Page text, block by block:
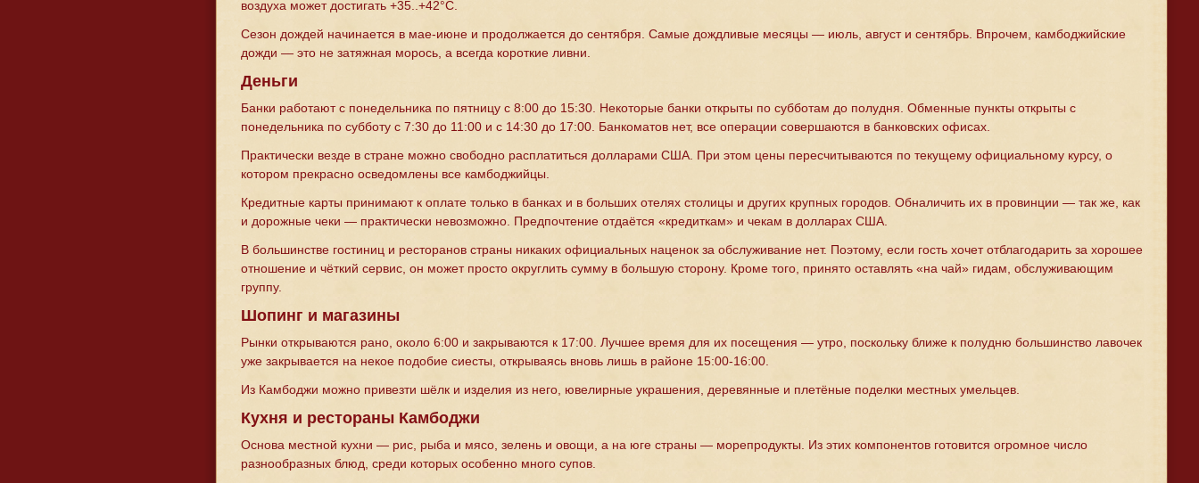
воздуха может достигать +35..+42°C.
Сезон дождей начинается в мае-июне и продолжается до сентября. Самые дождливые месяцы — июль, август и сентябрь. Впрочем, камбоджийские
дожди — это не затяжная морось, а всегда короткие ливни.
Деньги
Банки работают с понедельника по пятницу с 8:00 до 15:30. Некоторые банки открыты по субботам до полудня. Обменные пункты открыты с
понедельника по субботу с 7:30 до 11:00 и с 14:30 до 17:00. Банкоматов нет, все операции совершаются в банковских офисах.
Практически везде в стране можно свободно расплатиться долларами США. При этом цены пересчитываются по текущему официальному курсу, о
котором прекрасно осведомлены все камбоджийцы.
Кредитные карты принимают к оплате только в банках и в больших отелях столицы и других крупных городов. Обналичить их в провинции — так же, как
и дорожные чеки — практически невозможно. Предпочтение отдаётся «кредиткам» и чекам в долларах США.
В большинстве гостиниц и ресторанов страны никаких официальных наценок за обслуживание нет. Поэтому, если гость хочет отблагодарить за хорошее
отношение и чёткий сервис, он может просто округлить сумму в большую сторону. Кроме того, принято оставлять «на чай» гидам, обслуживающим
группу.
Шопинг и магазины
Рынки открываются рано, около 6:00 и закрываются к 17:00. Лучшее время для их посещения — утро, поскольку ближе к полудню большинство лавочек
уже закрывается на некое подобие сиесты, открываясь вновь лишь в районе 15:00-16:00.
Из Камбоджи можно привезти шёлк и изделия из него, ювелирные украшения, деревянные и плетёные поделки местных умельцев.
Кухня и рестораны Камбоджи
Основа местной кухни — рис, рыба и мясо, зелень и овощи, а на юге страны — морепродукты. Из этих компонентов готовится огромное число
разнообразных блюд, среди которых особенно много супов.